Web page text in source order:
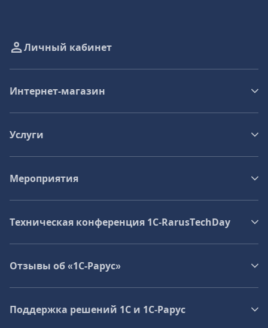
Личный кабинет
Интернет-магазин
Услуги
Мероприятия
Техническая конференция 1C‑RarusTechDay
Отзывы об «1С-Рарус»
Поддержка решений 1С и 1С‑Рарус